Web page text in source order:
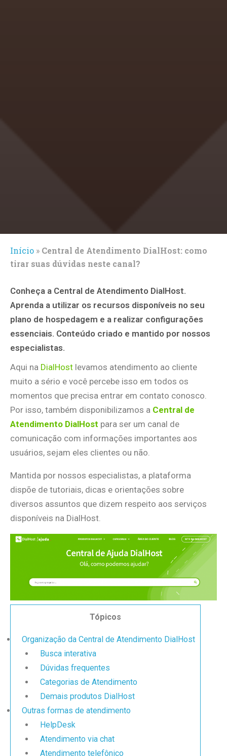
Início » Central de Atendimento DialHost: como
tirar suas dúvidas neste canal?
Conheça a Central de Atendimento DialHost.
Aprenda a utilizar os recursos disponíveis no seu
plano de hospedagem e a realizar configurações
essenciais. Conteúdo criado e mantido por nossos
especialistas.
Aqui na DialHost levamos atendimento ao cliente
muito a sério e você percebe isso em todos os
momentos que precisa entrar em contato conosco.
Por isso, também disponibilizamos a Central de
Atendimento DialHost para ser um canal de
comunicação com informações importantes aos
usuários, sejam eles clientes ou não.
Mantida por nossos especialistas, a plataforma
dispõe de tutoriais, dicas e orientações sobre
diversos assuntos que dizem respeito aos serviços
disponíveis na DialHost.
Tópicos
Organização da Central de Atendimento DialHost
Busca interativa
Dúvidas frequentes
Categorias de Atendimento
Demais produtos DialHost
Outras formas de atendimento
HelpDesk
Atendimento via chat
Atendimento telefônico